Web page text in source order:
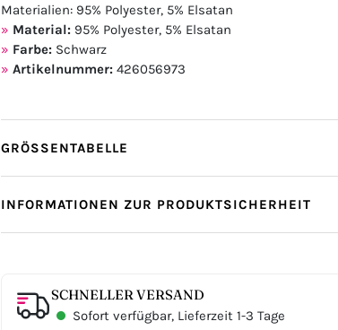
Materialien: 95% Polyester, 5% Elsatan
Material: 95% Polyester, 5% Elsatan
Farbe: Schwarz
Artikelnummer: 426056973
GRÖSSENTABELLE
INFORMATIONEN ZUR PRODUKTSICHERHEIT
SCHNELLER VERSAND
Sofort verfügbar, Lieferzeit 1-3 Tage